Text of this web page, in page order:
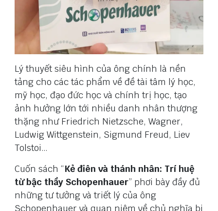
Lý thuyết siêu hình của ông chính là nền
tảng cho các tác phẩm về đề tài tâm lý học,
mỹ học, đạo đức học và chính trị học, tạo
ảnh hưởng lớn tới nhiều danh nhân thượng
thặng như Friedrich Nietzsche, Wagner,
Ludwig Wittgenstein, Sigmund Freud, Liev
Tolstoi…
Cuốn sách “Kẻ điên và thánh nhân: Trí huệ
từ bậc thầy Schopenhauer” phơi bày đầy đủ
những tư tưởng và triết lý của ông
Schopenhauer và quan niệm về chủ nghĩa bi